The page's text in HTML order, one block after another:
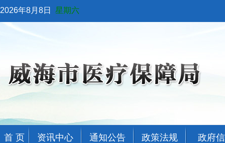
2026年8月8日 星期六
首 页 资讯中心 通知公告 政策法规 政府